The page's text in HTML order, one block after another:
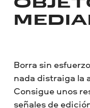
Borra sin
nada distraiga la
Consigue unos
señales de